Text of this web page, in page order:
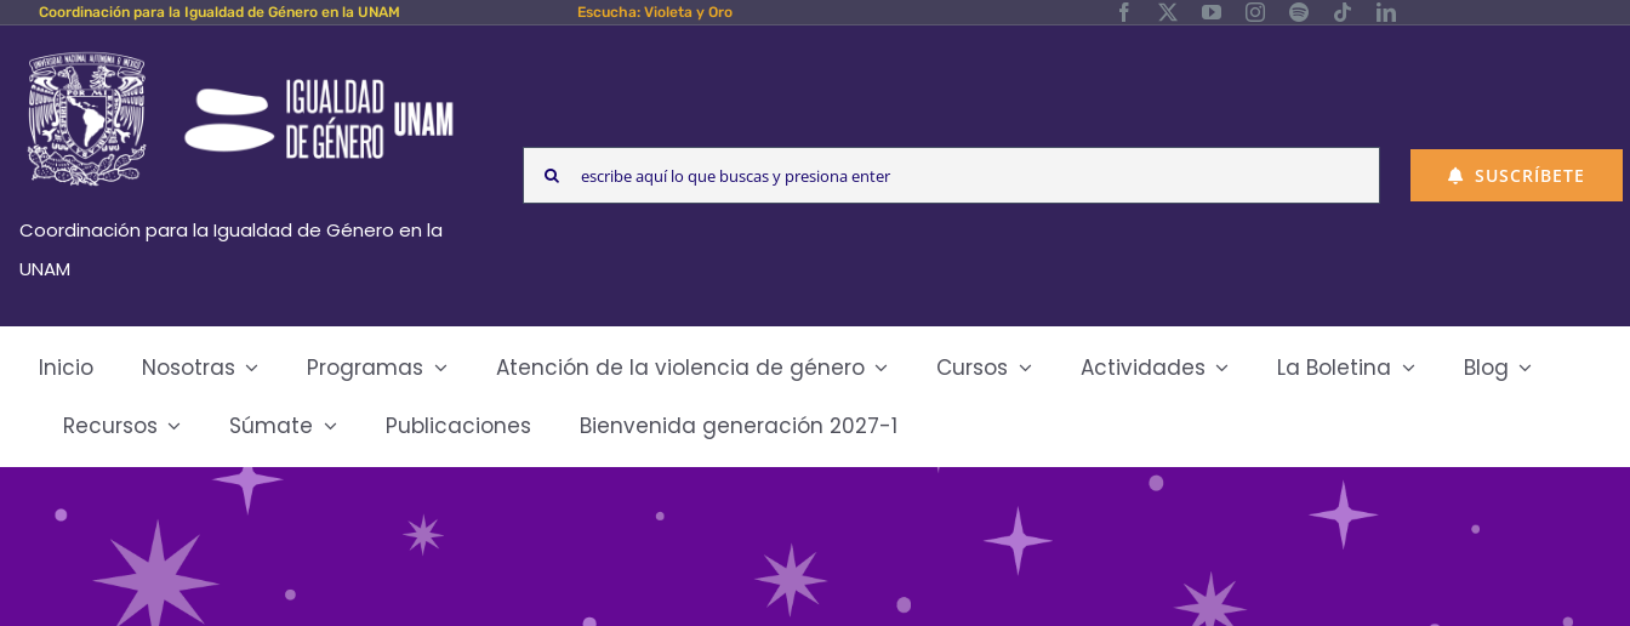
Skip
content
Coordinación para la Igualdad de Género en la UNAM Escucha: Violeta y Oro
Coordinación para la Igualdad de Género en la
UNAM
Search
for:
SUSCRÍBETE
Inicio Nosotras Programas Atención de la violencia de género Cursos Actividades La Boletina
Blog
Recursos
Súmate Publicaciones Bienvenida generación 2027-1